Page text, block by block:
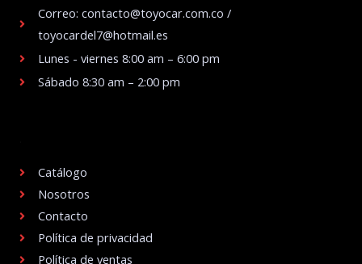
Correo: contacto@toyocar.com.co /
toyocardel7@hotmail.es
Lunes - viernes 8:00 am – 6:00 pm
Sábado 8:30 am – 2:00 pm
Catálogo
Nosotros
Contacto
Política de privacidad
Política de ventas